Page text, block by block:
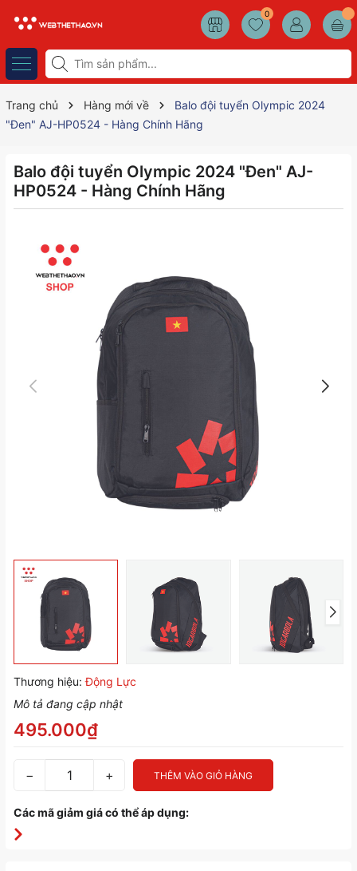
0
Trang chủ Hàng mới về
Balo đội tuyển Olympic 2024
"Đen" AJ-HP0524 - Hàng Chính Hãng
Balo đội tuyển Olympic 2024 "Đen" AJ-
HP0524 - Hàng Chính Hãng
Thương hiệu: Động Lực
Mô tả đang cập nhật
495.000₫
− + THÊM VÀO GIỎ HÀNG
Các mã giảm giá có thể áp dụng: